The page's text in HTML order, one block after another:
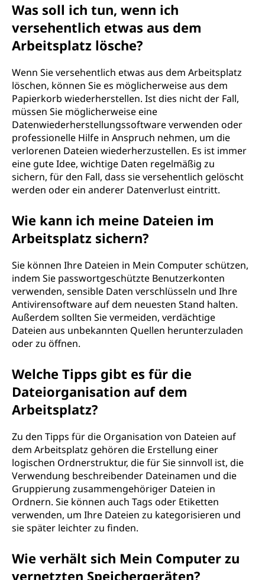
Was soll ich tun, wenn ich
versehentlich etwas aus dem
Arbeitsplatz lösche?
Wenn Sie versehentlich etwas aus dem Arbeitsplatz
löschen, können Sie es möglicherweise aus dem
Papierkorb wiederherstellen. Ist dies nicht der Fall,
müssen Sie möglicherweise eine
Datenwiederherstellungssoftware verwenden oder
professionelle Hilfe in Anspruch nehmen, um die
verlorenen Dateien wiederherzustellen. Es ist immer
eine gute Idee, wichtige Daten regelmäßig zu
sichern, für den Fall, dass sie versehentlich gelöscht
werden oder ein anderer Datenverlust eintritt.
Wie kann ich meine Dateien im
Arbeitsplatz sichern?
Sie können Ihre Dateien in Mein Computer schützen,
indem Sie passwortgeschützte Benutzerkonten
verwenden, sensible Daten verschlüsseln und Ihre
Antivirensoftware auf dem neuesten Stand halten.
Außerdem sollten Sie vermeiden, verdächtige
Dateien aus unbekannten Quellen herunterzuladen
oder zu öffnen.
Welche Tipps gibt es für die
Dateiorganisation auf dem
Arbeitsplatz?
Zu den Tipps für die Organisation von Dateien auf
dem Arbeitsplatz gehören die Erstellung einer
logischen Ordnerstruktur, die für Sie sinnvoll ist, die
Verwendung beschreibender Dateinamen und die
Gruppierung zusammengehöriger Dateien in
Ordnern. Sie können auch Tags oder Etiketten
verwenden, um Ihre Dateien zu kategorisieren und
sie später leichter zu finden.
Wie verhält sich Mein Computer zu
vernetzten Speichergeräten?